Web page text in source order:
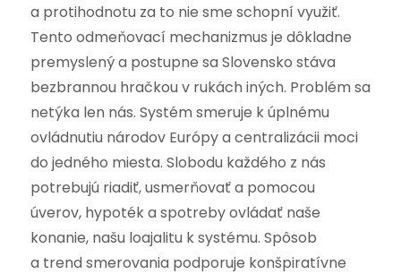
a protihodnotu za to nie sme schopní využiť.
Tento odmeňovací mechanizmus je dôkladne
premyslený a postupne sa Slovensko stáva
bezbrannou hračkou v rukách iných. Problém sa
netýka len nás. Systém smeruje k úplnému
ovládnutiu národov Európy a centralizácii moci
do jedného miesta. Slobodu každého z nás
potrebujú riadiť, usmerňovať a pomocou
úverov, hypoték a spotreby ovládať naše
konanie, našu loajalitu k systému. Spôsob
a trend smerovania podporuje konšpiratívne